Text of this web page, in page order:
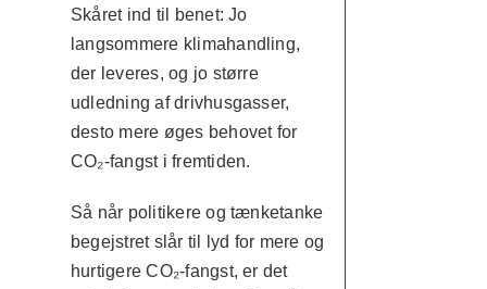
Skåret ind til benet: Jo
langsommere klimahandling,
der leveres, og jo større
udledning af drivhusgasser,
desto mere øges behovet for
CO₂-fangst i fremtiden.
Så når politikere og tænketanke
begejstret slår til lyd for mere og
hurtigere CO₂-fangst, er det